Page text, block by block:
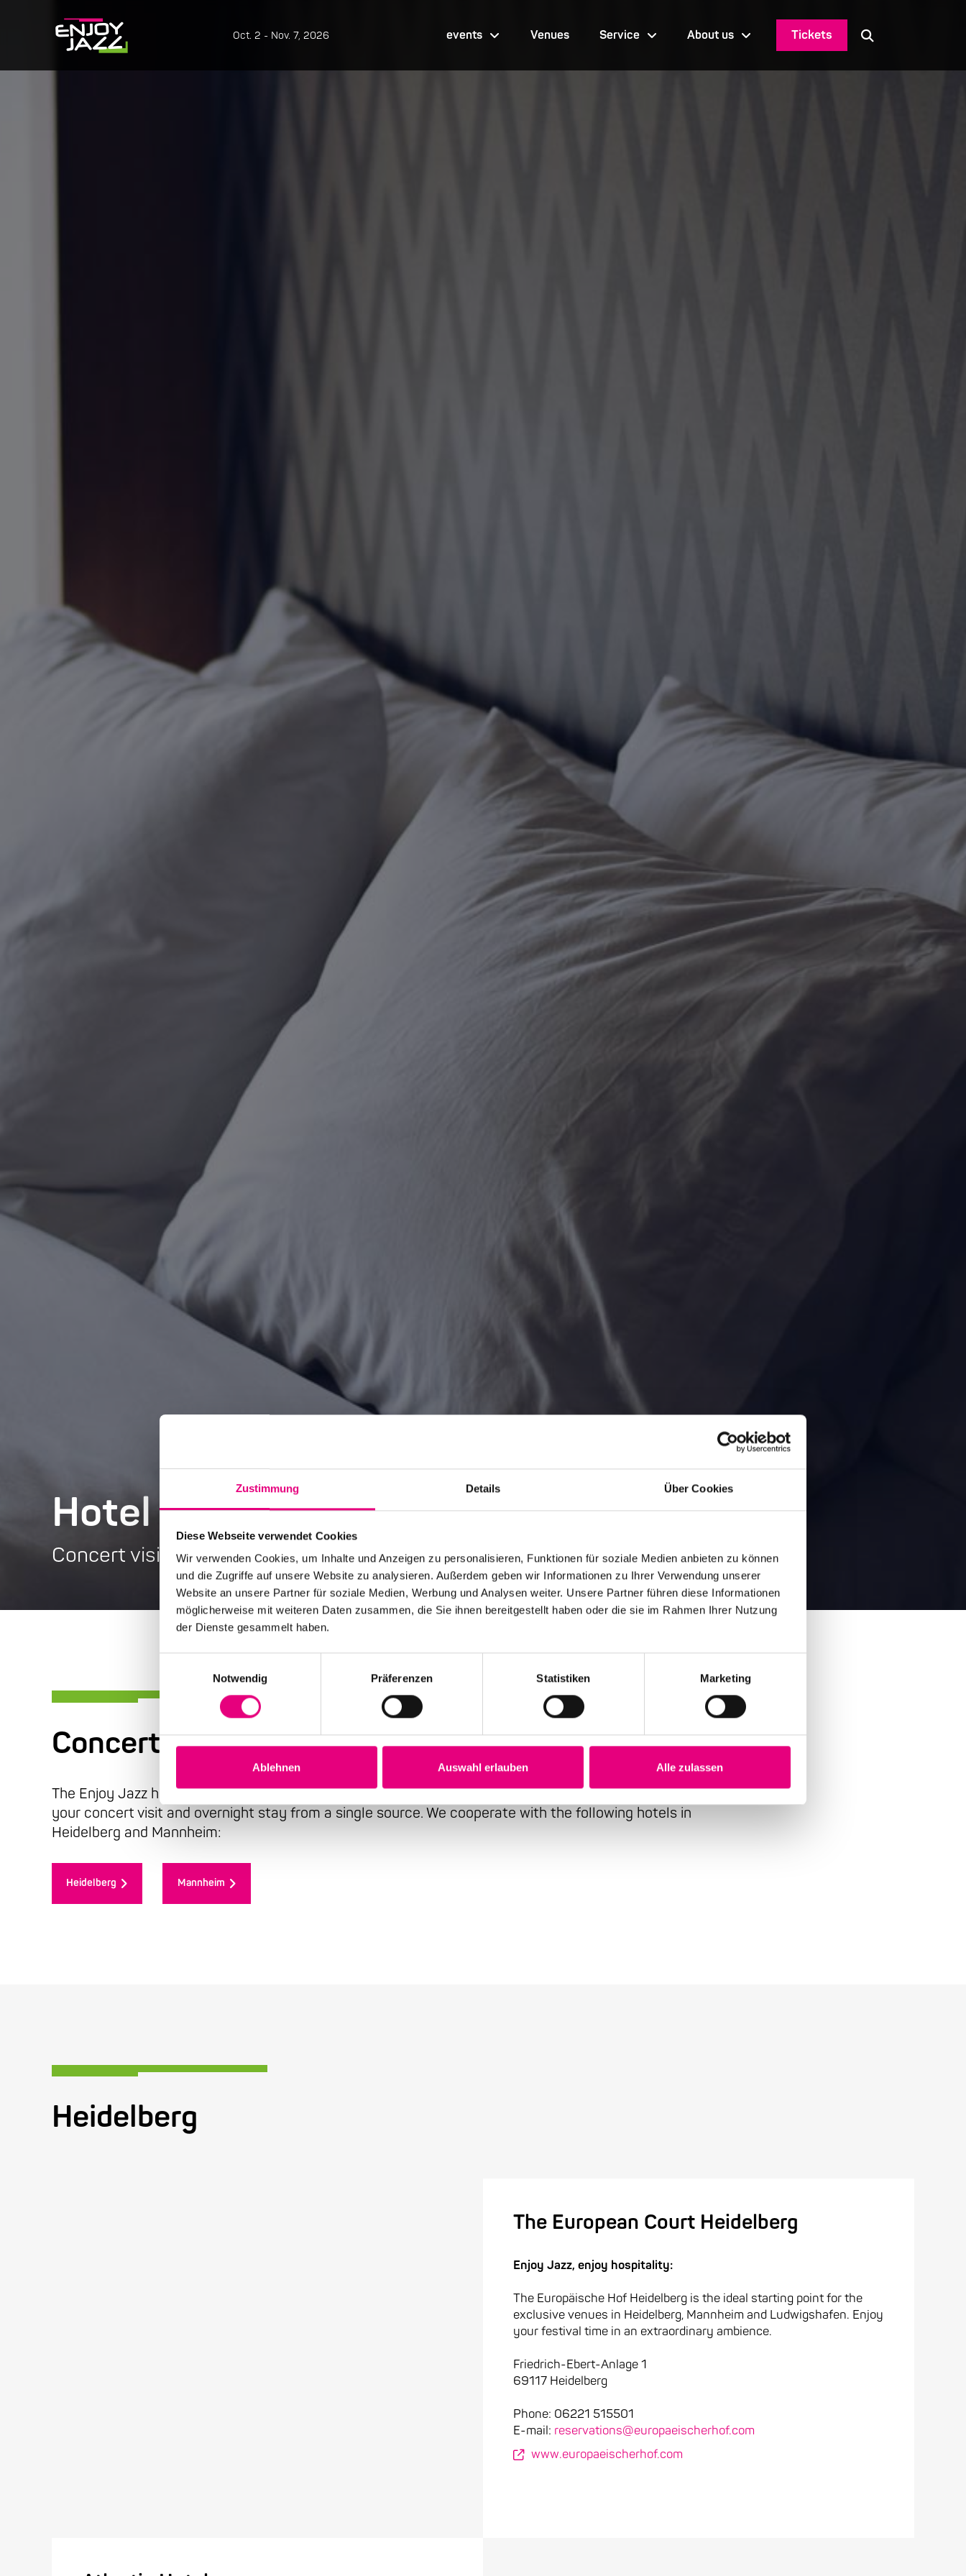
Zustimmung Details Über Cookies
Diese Webseite verwendet Cookies
Wir verwenden Cookies, um Inhalte und Anzeigen zu personalisieren, Funktionen für soziale Medien anbieten zu können
und die Zugriffe auf unsere Website zu analysieren. Außerdem geben wir Informationen zu Ihrer Verwendung unserer
Website an unsere Partner für soziale Medien, Werbung und Analysen weiter. Unsere Partner führen diese Informationen
möglicherweise mit weiteren Daten zusammen, die Sie ihnen bereitgestellt haben oder die sie im Rahmen Ihrer Nutzung
der Dienste gesammelt haben.
Notwendig
Präferenzen Statistiken Marketing
Ablehnen Auswahl erlauben Alle zulassen
Oct. 2 - Nov. 7, 2026 events Venues Service About us Tickets
Hotel arrangements
Concert visit and overnight stay from one source
Concert visit and overnight stay from one source
The Enjoy Jazz hotel arrangements allow you to concentrate on the essentials - the concert. Book
your concert visit and overnight stay from a single source. We cooperate with the following hotels in
Heidelberg and Mannheim:
Heidelberg Mannheim
Heidelberg
The European Court Heidelberg
Enjoy Jazz, enjoy hospitality:
The Europäische Hof Heidelberg is the ideal starting point for the
exclusive venues in Heidelberg, Mannheim and Ludwigshafen. Enjoy
your festival time in an extraordinary ambience.
Friedrich-Ebert-Anlage 1
69117 Heidelberg
Phone: 06221 515501
E-mail: reservations@europaeischerhof.com
www.europaeischerhof.com